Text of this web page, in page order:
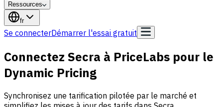
Ressources
fr
Se connecterDémarrer l'essai gratuit
Connectez Secra à PriceLabs pour le
Dynamic Pricing
Synchronisez une tarification pilotée par le marché et